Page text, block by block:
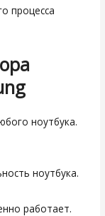
процесса
ноутбука.
ноутбука.
работает.